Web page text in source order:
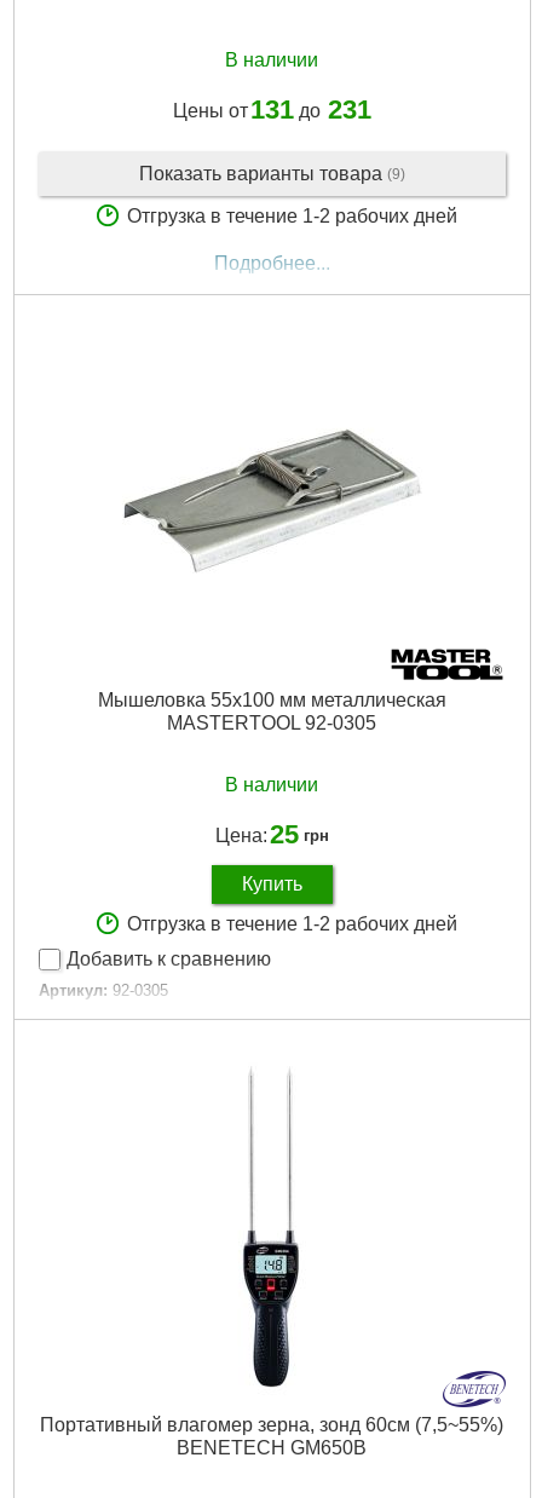
В наличии
Цены от 131до 231
Показать варианты товара (9)
Отгрузка в течение 1-2 рабочих дней
Подробнее...
Мышеловка 55х100 мм металлическая
MASTERTOOL 92-0305
В наличии
Цена:25 грн
Купить
Отгрузка в течение 1-2 рабочих дней
Добавить к сравнению
Артикул: 92-0305
Код товара: 14.76.69
Портативный влагомер зерна, зонд 60см (7,5~55%)
BENETECH GM650B